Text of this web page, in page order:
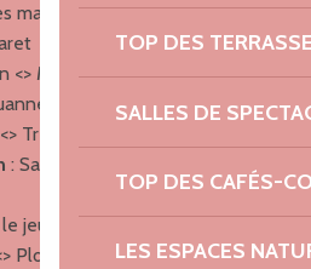
TOP DES
SALLES DE
TOP DES CAFÉS-
LES ESPACES
marché : le jeudi > Lannion
<> Morlaix
<> Saint-Quay-Perros
Trégastel
: Saint-Quay-Perros <>
le jeudi <> Lannion et le
Plouaret [1 mardi sur 2]